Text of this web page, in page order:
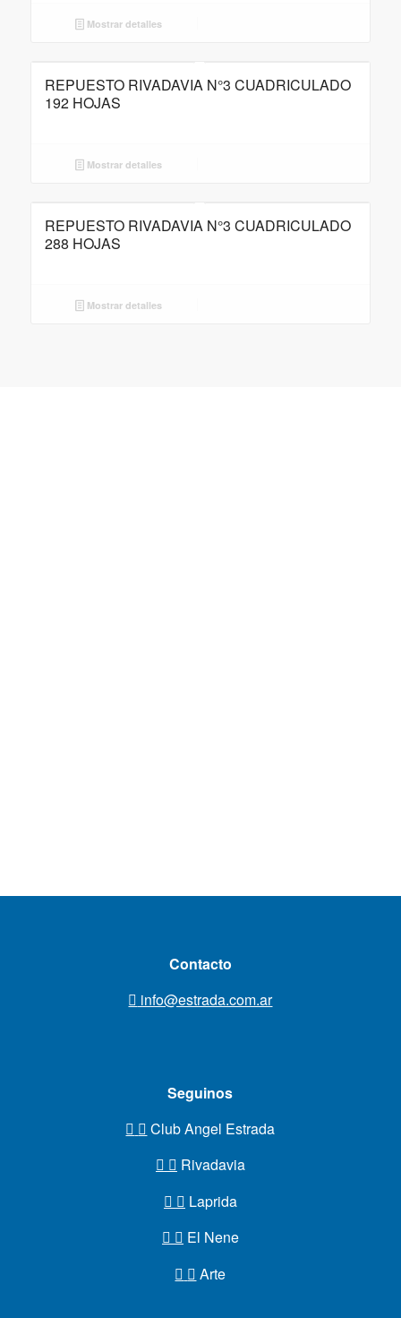
Mostrar detalles
REPUESTO RIVADAVIA N°3 CUADRICULADO
192 HOJAS
Mostrar detalles
REPUESTO RIVADAVIA N°3 CUADRICULADO
288 HOJAS
Mostrar detalles
Contacto
info@estrada.com.ar
Seguinos
Club Angel Estrada
Rivadavia
Laprida
El Nene
Arte